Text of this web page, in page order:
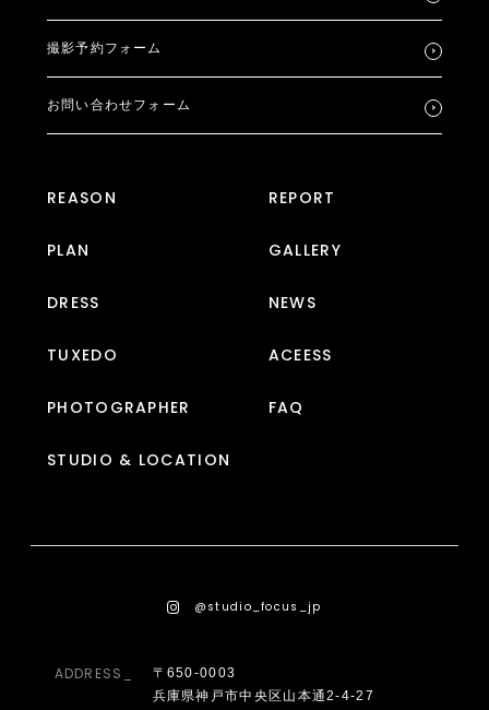
撮影予約フォーム
お問い合わせフォーム
REASON
PLAN
DRESS
TUXEDO
PHOTOGRAPHER
STUDIO & LOCATION
REPORT
GALLERY
NEWS
ACEESS
FAQ
@studio_focus_jp
ADDRESS_
〒650-0003
兵庫県神戸市中央区山本通2-4-27